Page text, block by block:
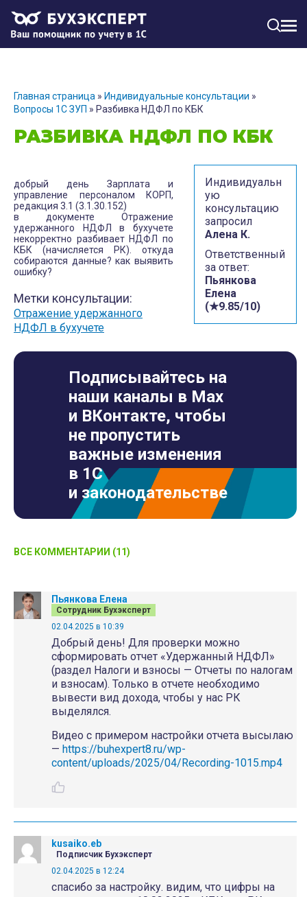
Главная страница » Индивидуальные консультации »
Вопросы 1С ЗУП » Разбивка НДФЛ по КБК
РАЗБИВКА НДФЛ ПО КБК
Индивидуальн
ую
консультацию
запросил
Алена К.
Ответственный
за ответ:
Пьянкова
Елена
(★9.85/10)
добрый день Зарплата и
управление персоналом КОРП,
редакция 3.1 (3.1.30.152)
в документе Отражение
удержанного НДФЛ в бухучете
некорректно разбивает НДФЛ по
КБК (начисляется РК). откуда
собираются данные? как выявить
ошибку?
Метки консультации:
Отражение удержанного
НДФЛ в бухучете
Подписывайтесь на
наши каналы в Max
и ВКонтакте, чтобы
не пропустить
важные изменения
в 1С
и законодательстве
ВСЕ КОММЕНТАРИИ (11)
Пьянкова Елена
Сотрудник Бухэксперт
02.04.2025 в 10:39
Добрый день! Для проверки можно
сформировать отчет «Удержанный НДФЛ»
(раздел Налоги и взносы — Отчеты по налогам
и взносам). Только в отчете необходимо
вывести вид дохода, чтобы у нас РК
выделялся.
Видео с примером настройки отчета высылаю
— https://buhexpert8.ru/wp-
content/uploads/2025/04/Recording-1015.mp4
kusaiko.eb
Подписчик Бухэксперт
02.04.2025 в 12:24
спасибо за настройку. видим, что цифры на